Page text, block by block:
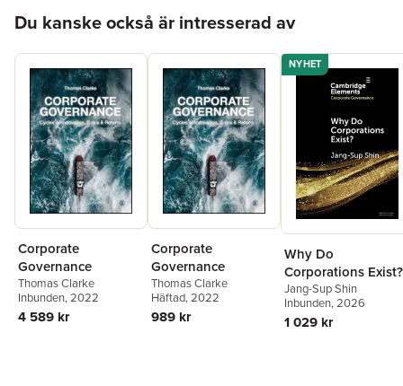
Du kanske också är intresserad av
Corporate
Governance
Thomas Clarke
Inbunden, 2022
4 589 kr
Corporate
Governance
Thomas Clarke
Häftad, 2022
989 kr
NYHET
Why Do
Corporations Exist?
Jang-Sup Shin
Inbunden, 2026
1 029 kr